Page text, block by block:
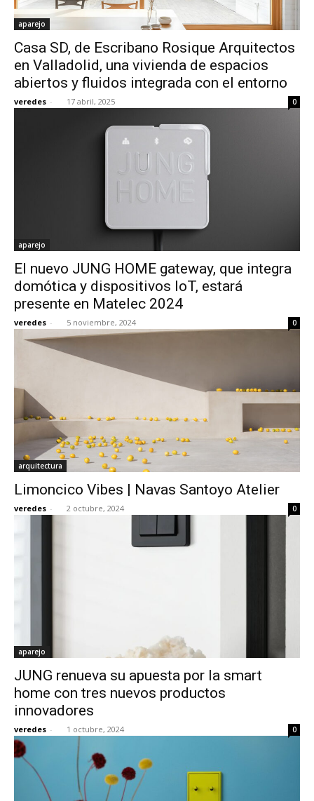
aparejo
Casa SD, de Escribano Rosique Arquitectos
en Valladolid, una vivienda de espacios
abiertos y fluidos integrada con el entorno
veredes - 17 abril, 2025 0
aparejo
El nuevo JUNG HOME gateway, que integra
domótica y dispositivos IoT, estará
presente en Matelec 2024
veredes - 5 noviembre, 2024 0
arquitectura
Limoncico Vibes | Navas Santoyo Atelier
veredes - 2 octubre, 2024 0
aparejo
JUNG renueva su apuesta por la smart
home con tres nuevos productos
innovadores
veredes - 1 octubre, 2024 0